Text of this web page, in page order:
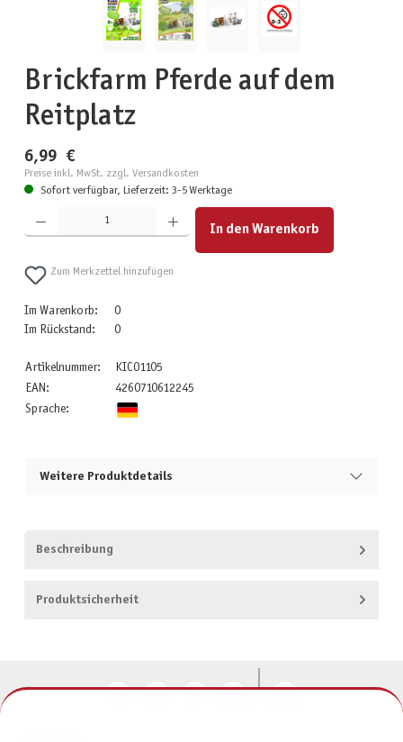
Brickfarm Pferde auf dem
Reitplatz
6,99 €
Preise inkl. MwSt. zzgl. Versandkosten
Sofort verfügbar, Lieferzeit: 3-5 Werktage
Produkt Anzahl: Gib den gewünschten Wert ein oder benutze die Schaltflächen um die Anzahl zu
In den Warenkorb
Zum Merkzettel hinzufügen
Im Warenkorb:
0
Im Rückstand:
0
Artikelnummer:
KIC01105
EAN:
4260710612245
Sprache:
Weitere Produktdetails
Beschreibung
Produktsicherheit